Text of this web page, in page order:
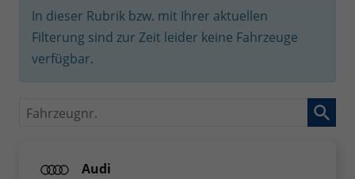
In dieser Rubrik bzw. mit Ihrer aktuellen
Filterung sind zur Zeit leider keine Fahrzeuge
verfügbar.
Fahrzeugnr.
Audi